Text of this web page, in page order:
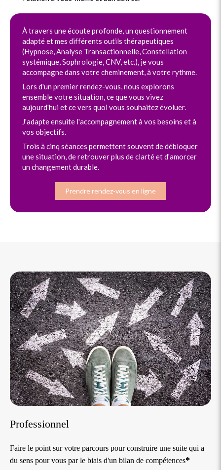
À travers une écoute profonde, un questionnement
adapté et mes différents outils thérapeutiques
(Hypnose, Analyse Transactionnelle, Constellation
systémique, Sophrologie, CNV, etc.), je vous
accompagne dans votre cheminement, à votre rythme.
Lors d'un premier rendez-vous, nous explorons
ensemble votre situation, ce que vous vivez
aujourd'hui et ce vers quoi vous souhaitez évoluer.
J'adapte ensuite l'accompagnement à vos besoins et à
vos objectifs.
Trois à cinq séances permettent souvent de débloquer
une situation, de retrouver plus de clarté et d'amorcer
un changement durable.
Prendre rendez-vous en ligne
Professionnel
Faire le point sur votre parcours pour construire une suite qui a
du sens pour vous par le biais d'un bilan de compétences*